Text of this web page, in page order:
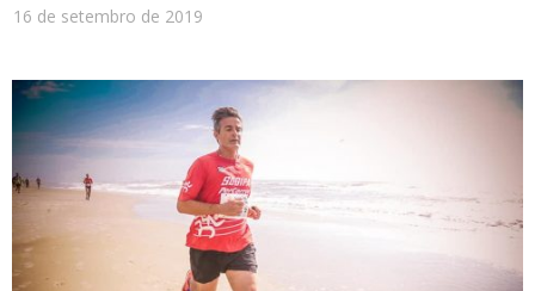
16 de setembro de 2019